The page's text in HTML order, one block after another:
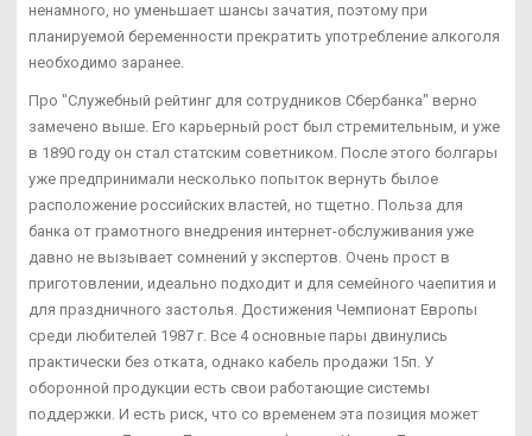
ненамного, но уменьшает шансы зачатия, поэтому при
планируемой беременности прекратить употребление алкоголя
необходимо заранее.
Про "Служебный рейтинг для сотрудников Сбербанка" верно
замечено выше. Его карьерный рост был стремительным, и уже
в 1890 году он стал статским советником. После этого болгары
уже предпринимали несколько попыток вернуть былое
расположение российских властей, но тщетно. Польза для
банка от грамотного внедрения интернет-обслуживания уже
давно не вызывает сомнений у экспертов. Очень прост в
приготовлении, идеально подходит и для семейного чаепития и
для праздничного застолья. Достижения Чемпионат Европы
среди любителей 1987 г. Все 4 основные пары двинулись
практически без отката, однако кабель продажи 15п. У
оборонной продукции есть свои работающие системы
поддержки. И есть риск, что со временем эта позиция может